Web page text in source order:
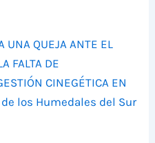
UNA QUEJA ANTE EL
FALTA DE
CINEGÉTICA EN
de los Humedales del Sur